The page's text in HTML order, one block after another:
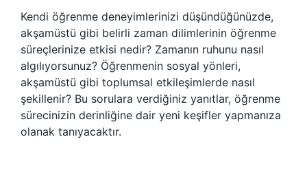
Kendi öğrenme deneyimlerinizi düşündüğünüzde,
akşamüstü gibi belirli zaman dilimlerinin öğrenme
süreçlerinize etkisi nedir? Zamanın ruhunu nasıl
algılıyorsunuz? Öğrenmenin sosyal yönleri,
akşamüstü gibi toplumsal etkileşimlerde nasıl
şekillenir? Bu sorulara verdiğiniz yanıtlar, öğrenme
sürecinizin derinliğine dair yeni keşifler yapmanıza
olanak tanıyacaktır.